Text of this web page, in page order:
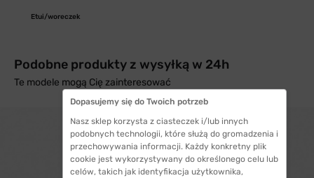
Etui/woreczek
Podobne produkty z wysyłką w 24h
Te modele mogą Cię zainteresować
Dopasujemy się do Twoich potrzeb
Nasz sklep korzysta z ciasteczek i/lub innych
podobnych technologii, które służą do gromadzenia i
przechowywania informacji. Każdy konkretny plik
cookie jest wykorzystywany do określonego celu lub
celów, takich jak identyfikacja użytkownika,